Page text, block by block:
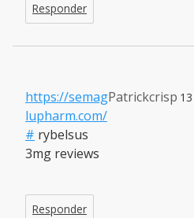
Responder
Patrickcrisp
https://semag
lupharm.com/
# rybelsus
3mg reviews
Responder